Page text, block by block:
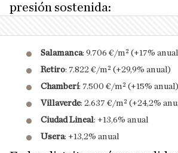
presión sostenida:
Salamanca: 9.706 €/m² (+17%
Retiro: 7.822 €/m² (+29,9% anual)
Chamberí: 7.500 €/m² (+15% anual)
Villaverde: 2.637 €/m² (+24,2%
Ciudad Lineal: +13,6% anual
Usera: +13,2% anual